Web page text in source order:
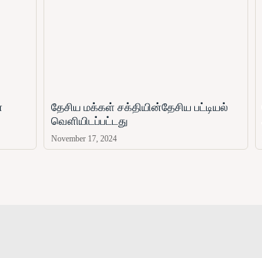
தேசிய மக்கள் சக்தியின்தேசிய பட்டியல்
வௌியிடப்பட்டது
November 17, 2024